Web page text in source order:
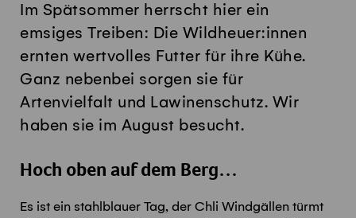
Im Spätsommer herrscht hier ein
emsiges Treiben: Die Wildheuer:innen
ernten wertvolles Futter für ihre Kühe.
Ganz nebenbei sorgen sie für
Artenvielfalt und Lawinenschutz. Wir
haben sie im August besucht.
Hoch oben auf dem Berg…
Es ist ein stahlblauer Tag, der Chli Windgällen türmt